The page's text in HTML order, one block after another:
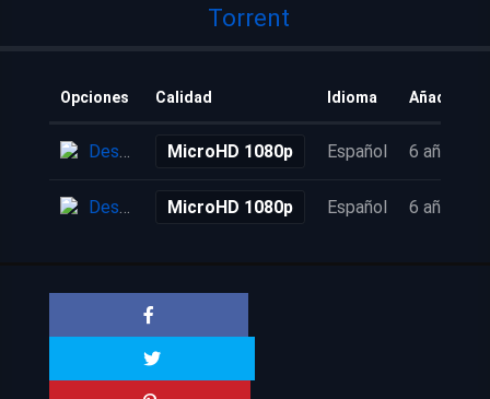
Torrent
Opciones Calidad Idioma Añadido
Descarga MicroHD 1080p Español 6 años
Descarga MicroHD 1080p Español 6 años